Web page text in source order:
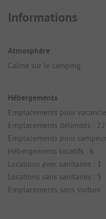
Informations
Atmosphère
Calme sur le camping
Hébergements
Emplacements pour
Emplacements délimités : 22
Emplacements pour
Hébergements locatifs : 6
Locations avec sanitaires : 1
Locations sans sanitaires : 5
Emplacements sans voiture